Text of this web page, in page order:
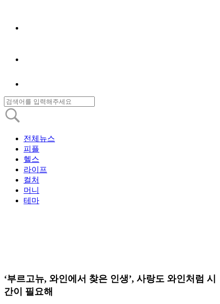
전체뉴스
피플
헬스
라이프
컬처
머니
테마
‘부르고뉴, 와인에서 찾은 인생’, 사랑도 와인처럼 시
간이 필요해